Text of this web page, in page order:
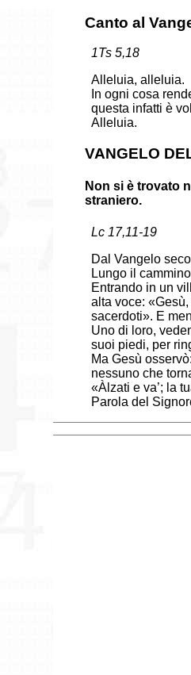
Canto al
1Ts 5,18
Alleluia, alleluia.
In ogni cosa
questa infatti è
Alleluia.
VANGELO
Non si è trovato
straniero.
Lc 17,11-19
Dal Vangelo
Lungo il
Entrando in un
alta voce:
sacerdoti». E
Uno di loro,
suoi piedi, per
Ma Gesù
nessuno che
«Àlzati e va’; la
Parola del